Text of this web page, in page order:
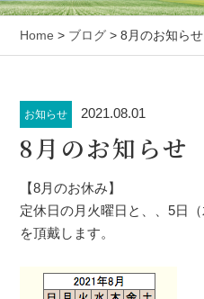
Home > ブログ > 8月のお知らせ
お知らせ 2021.08.01
8月のお知らせ
【8月のお休み】
定休日の月火曜日と、、5日
を頂戴します。